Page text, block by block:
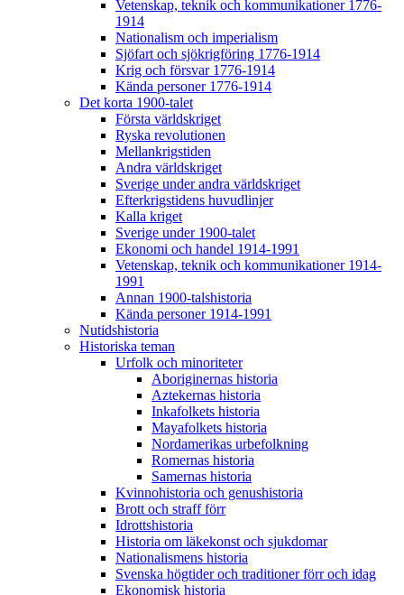
Vetenskap, teknik och kommunikationer 1776-
1914
Nationalism och imperialism
Sjöfart och sjökrigföring 1776-1914
Krig och försvar 1776-1914
Kända personer 1776-1914
Det korta 1900-talet
Första världskriget
Ryska revolutionen
Mellankrigstiden
Andra världskriget
Sverige under andra världskriget
Efterkrigstidens huvudlinjer
Kalla kriget
Sverige under 1900-talet
Ekonomi och handel 1914-1991
Vetenskap, teknik och kommunikationer 1914-
1991
Annan 1900-talshistoria
Kända personer 1914-1991
Nutidshistoria
Historiska teman
Urfolk och minoriteter
Aboriginernas historia
Aztekernas historia
Inkafolkets historia
Mayafolkets historia
Nordamerikas urbefolkning
Romernas historia
Samernas historia
Kvinnohistoria och genushistoria
Brott och straff förr
Idrottshistoria
Historia om läkekonst och sjukdomar
Nationalismens historia
Svenska högtider och traditioner förr och idag
Ekonomisk historia